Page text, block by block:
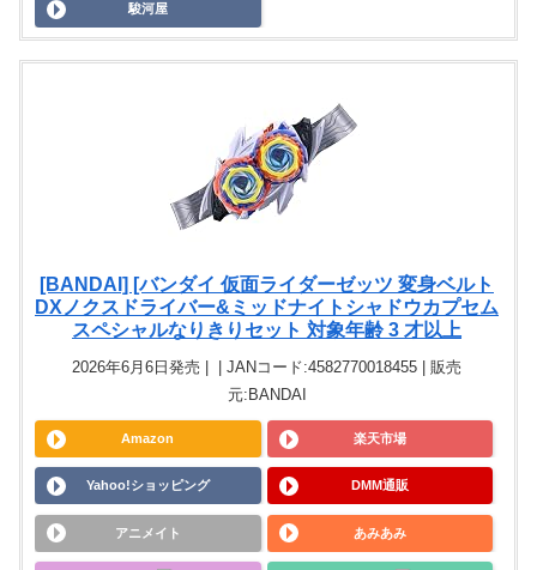
駿河屋
[BANDAI] [バンダイ 仮面ライダーゼッツ 変身ベルト
DXノクスドライバー&ミッドナイトシャドウカプセム
スペシャルなりきりセット 対象年齢 3 才以上
2026年6月6日発売 | | JANコード:4582770018455 | 販売
元:BANDAI
Amazon 楽天市場
Yahoo!ショッピング DMM通販
アニメイト あみあみ